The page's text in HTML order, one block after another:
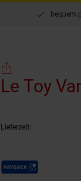
bequem
Le Toy
Lieferzeit:
Payback Punkte